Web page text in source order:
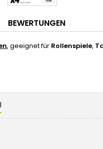
BEWERTUNGEN
, geeignet für Rollenspiele,